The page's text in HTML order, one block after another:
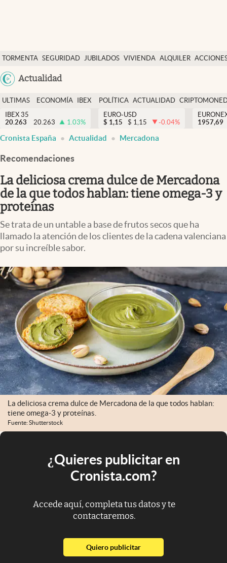
TORMENTA SEGURIDAD JUBILADOS VIVIENDA ALQUILER
USA
Actualidad
Economía y finanzas
Política
Actualidad
Criptomonedas
España
ULTIMAS
NOTICIAS
ECONOMÍA
FINANZAS
IBEX
EURO
POLÍTICA ACTUALIDAD
IBEX 35
20.263
20.263 1.03%
EURO-USD
$ 1,15 $ 1,15 -0.04%
1957,69
Cronista España Actualidad Mercadona
Recomendaciones
La deliciosa crema dulce de Mercadona
de la que todos hablan: tiene omega-3 y
proteínas
Se trata de un untable a base de frutos secos que ha
llamado la atención de los clientes de la cadena valenciana
por su increíble sabor.
La deliciosa crema dulce de Mercadona de la que todos hablan:
tiene omega-3 y proteínas.
Fuente: Shutterstock
¿Quieres publicitar en
Cronista.com?
Accede aquí, completa tus datos y te
contactaremos.
Quiero publicitarabre en nueva pestaña